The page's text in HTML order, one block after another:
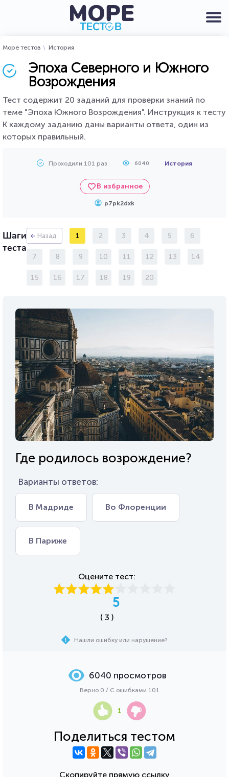
Море тестов История
Эпоха Северного и Южного
Возрождения
Тест содержит 20 заданий для проверки знаний по
теме "Эпоха Южного Возрождения". Инструкция к тесту
К каждому заданию даны варианты ответа, один из
которых правильный.
Проходили 101 раз 6040 История
В избранное
p7pk2dxk
Шаги
теста
Назад 1 2 3 4 5 6
7 8 9 10 11 12 13 14
15 16 17 18 19 20
Где родилось возрождение?
Варианты ответов:
В Мадриде Во Флоренции
В Париже
Оцените тест:
5
( 3 )
Нашли ошибку или нарушение?
Поделиться тестом
Скопируйте прямую ссылку
6040 просмотров
Верно 0 / С ошибками 101
1